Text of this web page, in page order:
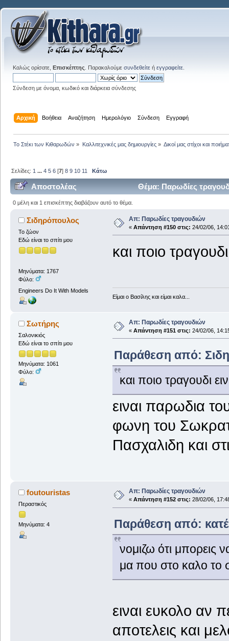
Καλώς ορίσατε, Επισκέπτης . Παρακαλούμε συνδεθείτε ή εγγραφείτε
Σύνδεση με όνομα, κωδικό και διάρκεια σύνδεσης
Αρχική Βοήθεια Αναζήτηση Ημερολόγιο Σύνδεση Εγγραφή
Το Στέκι των Κιθαρωδών » Καλλιτεχνικές μας δημιουργίες» Δικοί μας στίχοι και
Σελίδες: 1 ...4 5 6 [7]8 9 10 11 Κάτω
Αποστολέας Θέμα: Παρωδίες
0 μέλη και 1 επισκέπτης διαβάζουν αυτό το θέμα.
Σιδηρόπουλος
Το ζώον
Εδώ είναι το σπίτι μου
Μηνύματα: 1767
Φύλο:
Engineers Do It With Models
Απ: Παρωδίες τραγουδιών
« Απάντηση #150 στις: 24/02/06,
και ποιο τραγουδι
Είμαι ο Βασίλης και είμαι καλα...
Σωτήρης
Σαλονικιός
Εδώ είναι το σπίτι μου
Μηνύματα: 1061
Φύλο:
Απ: Παρωδίες τραγουδιών
« Απάντηση #151 στις: 24/02/06,
Παράθεση από:
και ποιο τραγουδι
ειναι παρωδια
φωνη του
Πασχαλιδη και
foutouristas
Περαστικός
Μηνύματα: 4
Απ: Παρωδίες τραγουδιών
« Απάντηση #152 στις: 28/02/06,
Παράθεση από: κατέ
νομιζω ότι μπορεις
μα που στο καλο το
ειναι ευκολο αν
αποτελεις και